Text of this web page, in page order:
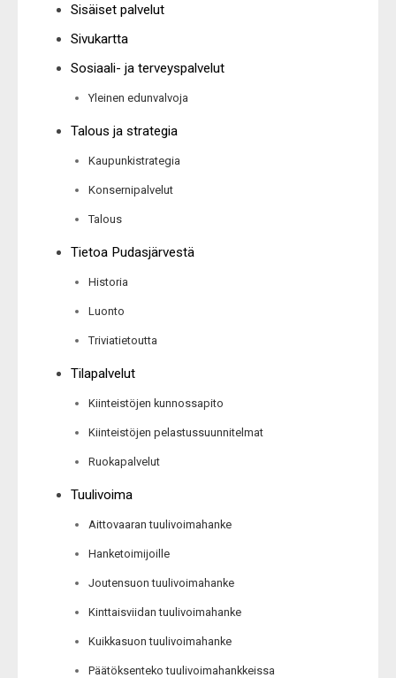
Sisäiset palvelut
Sivukartta
Sosiaali- ja terveyspalvelut
Yleinen edunvalvoja
Talous ja strategia
Kaupunkistrategia
Konsernipalvelut
Talous
Tietoa Pudasjärvestä
Historia
Luonto
Triviatietoutta
Tilapalvelut
Kiinteistöjen kunnossapito
Kiinteistöjen pelastussuunnitelmat
Ruokapalvelut
Tuulivoima
Aittovaaran tuulivoimahanke
Hanketoimijoille
Joutensuon tuulivoimahanke
Kinttaisviidan tuulivoimahanke
Kuikkasuon tuulivoimahanke
Päätöksenteko tuulivoimahankkeissa